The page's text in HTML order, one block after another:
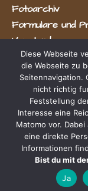
Fotoarchiv
Formulare und
Vorstand
Radevormwald
Impressum &
Diese Webseite
die Webseite zu
Seitennavigation.
nicht richtig
Feststellung
Interesse eine
Matomo vor.
eine direkte
Informationen
Bist du mit
Ja